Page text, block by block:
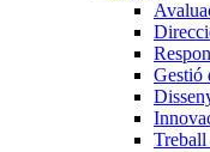
Gestió
Treball